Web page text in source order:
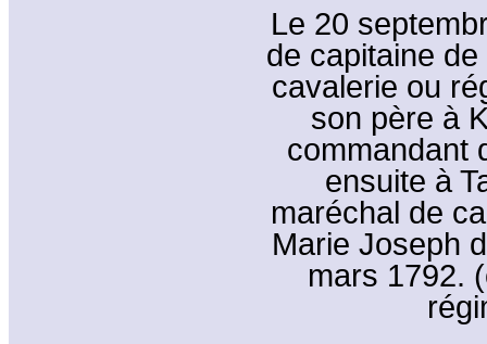
Le 20
de capitaine
cavalerie ou
son père à
commandant
ensuite à
maréchal de
Marie Joseph
mars 1792.